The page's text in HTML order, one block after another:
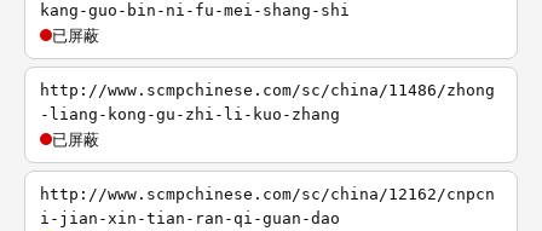
kang-guo-bin-ni-fu-mei-shang-shi
已屏蔽
http://www.scmpchinese.com/sc/china/11486/zhong
-liang-kong-gu-zhi-li-kuo-zhang
已屏蔽
http://www.scmpchinese.com/sc/china/12162/cnpcn
i-jian-xin-tian-ran-qi-guan-dao